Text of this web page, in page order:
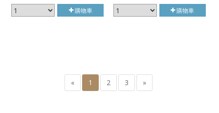
購物車 購物車
« 1 2 3 »